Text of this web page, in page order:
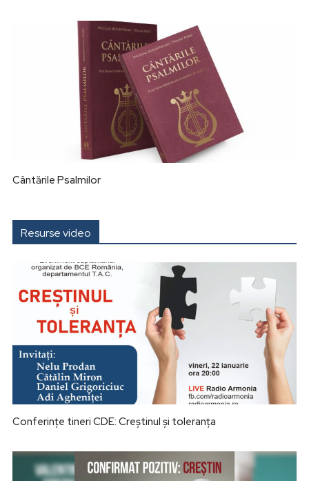
Cântările Psalmilor
Resurse video
Conferințe tineri CDE: Creștinul și toleranța